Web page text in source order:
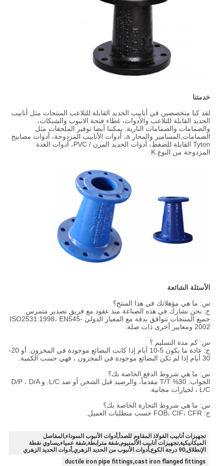
خدمتنا
لقد كنا متخصصين في أنابيب الحديد القابلة للتلاعب المنتجات مثل أنابيب
الحديد القابلة للتلاعب والأدوات، غطاء فتحة الانبوب والشبكات،
والصمامات والصمامات النارية. يمكننا أيضا توفير الملحقات مثل
الصمامات,المسامير والمحار a، أدوات الأنابيب المزدوجة، أدوات مصابيح
Tyton القابلة للضغط، أدوات الحديد المرن / PVC، أدوات الغدة
المزدوجة من النوع K.
الأسئلة الشائعة
س: ما هي مؤهلاتك في هذا المنتج؟
ج: نحن نشارك في هذه الصناعة منذ عقود مع فريق تصدير متمرس.
جميع المنتجات تتوافق بدقة مع المعيار الدولي ISO2531:1998، EN545-
2002 ومعايير أخرى ذات صلة.
س: كم مدة التسليم ؟
ج: عادة ما يكون 5-10 أيام إذا كانت البضائع موجودة في المخزون. أو 20-
30 أيام إذا لم تكن البضائع موجودة في المخزون ، فهي حسب الكمية.
س: ما هي شروط الدفع الخاصة بك؟
الجواب: 30% T/T مقدماً، والرصيد قبل الشحن أو ضد L/C. و D/P ، D/A
، L/C لخيارات مجانية.
س: ما هي شروط التجارة الخاصة بك؟
ج: FOB، CIF، CFR حسب متطلبات العميل.
تجهيزات أنابيب الفولاذ المقاوم للصدأ,أدوات الأنبوب السوداء,المفاصل
الميكانيكية,تجهيزات أنابيب الألمنيوم,شفة مترابطة,شفة عمياء,يساوي نقطة
الإنطلاق,90 درجة الكوع,أدوات الأنبوب من الحديد الزهري,أدوات الحديد الزهري
ductile iron pipe fittings,cast iron flanged fittings